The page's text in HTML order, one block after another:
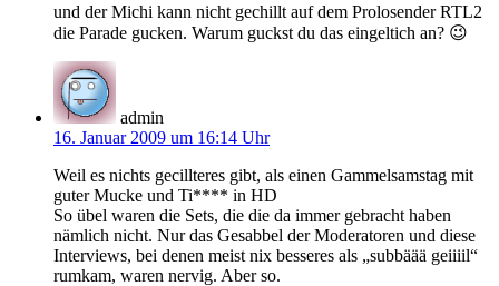
und der Michi kann nicht gechillt auf dem Prolosender RTL2
die Parade gucken. Warum guckst du das eingeltich an? 😉
admin
16. Januar 2009 um 16:14 Uhr
Weil es nichts gecillteres gibt, als einen Gammelsamstag mit
guter Mucke und Ti**** in HD
So übel waren die Sets, die die da immer gebracht haben
nämlich nicht. Nur das Gesabbel der Moderatoren und diese
Interviews, bei denen meist nix besseres als „subbäää geiiiil“
rumkam, waren nervig. Aber so.